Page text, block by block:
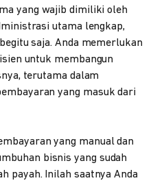
yang wajib dimiliki oleh
utama lengkap,
saja. Anda memerlukan
untuk membangun
terutama dalam
yang masuk dari
yang manual dan
bisnis yang sudah
payah. Inilah saatnya Anda